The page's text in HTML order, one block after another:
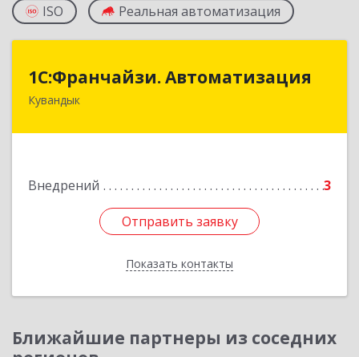
ISO Реальная автоматизация
1С:Франчайзи. Автоматизация
Кувандык
Внедрений 3
Отправить заявку
Показать контакты
1С:Франчайзи. Автоматизация
462220, Оренбургская обл, Кувандыкский р-н,
Отправить заявку
Назад
Ближайшие партнеры из соседних